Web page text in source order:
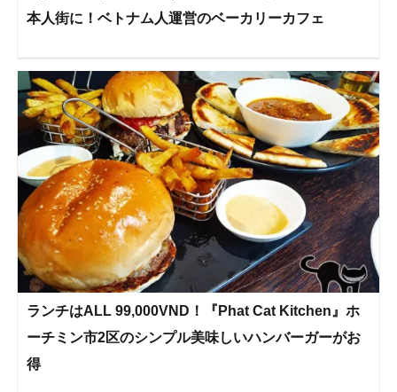
本人街に！ベトナム人運営のベーカリーカフェ
ランチはALL 99,000VND！『Phat Cat Kitchen』ホ
ーチミン市2区のシンプル美味しいハンバーガーがお
得